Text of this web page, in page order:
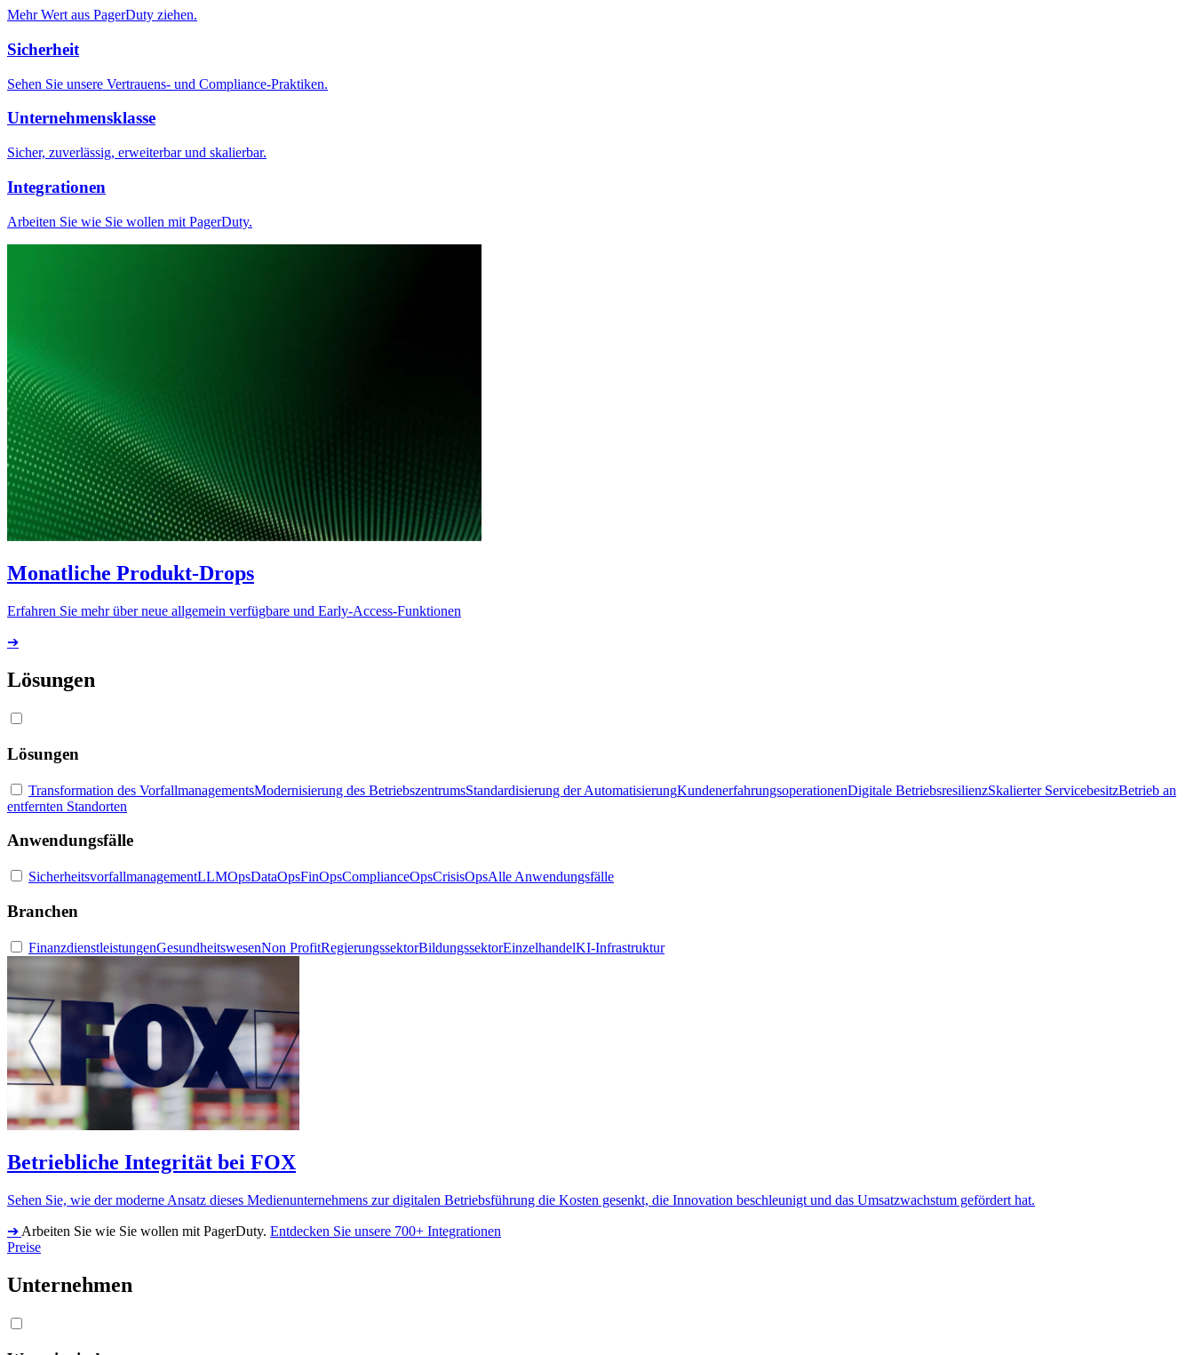
Mehr Wert aus PagerDuty ziehen.
Sicherheit
Sehen Sie unsere Vertrauens- und Compliance-Praktiken.
Unternehmensklasse
Sicher, zuverlässig, erweiterbar und skalierbar.
Integrationen
Arbeiten Sie wie Sie wollen mit PagerDuty.
Monatliche Produkt-Drops
Erfahren Sie mehr über neue allgemein verfügbare und Early-Access-Funktionen
➔
Lösungen
Lösungen
Transformation des VorfallmanagementsModernisierung des BetriebszentrumsStandardisierung der AutomatisierungKundenerfahrungsoperationenDigitale BetriebsresilienzSkalierter ServicebesitzBetrieb an
entfernten Standorten
Anwendungsfälle
SicherheitsvorfallmanagementLLMOpsDataOpsFinOpsComplianceOpsCrisisOpsAlle Anwendungsfälle
Branchen
FinanzdienstleistungenGesundheitswesenNon ProfitRegierungssektorBildungssektorEinzelhandelKI-Infrastruktur
Betriebliche Integrität bei FOX
Sehen Sie, wie der moderne Ansatz dieses Medienunternehmens zur digitalen Betriebsführung die Kosten gesenkt, die Innovation beschleunigt und das Umsatzwachstum gefördert hat.
➔ Arbeiten Sie wie Sie wollen mit PagerDuty. Entdecken Sie unsere 700+ Integrationen
Preise
Unternehmen